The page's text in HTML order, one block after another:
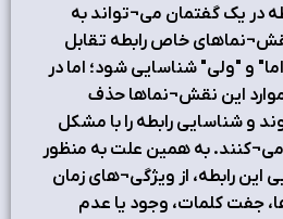
در يک گفتمان مي¬تواند به
خاص رابطه تقابل
و "ولي" شناسايي شود؛ اما در
اين نقش¬نماها حذف
و شناسايي رابطه را با مشکل
به همين علت به منظور
اين رابطه، از ويژگي¬هاي زمان
جفت کلمات، وجود يا عدم